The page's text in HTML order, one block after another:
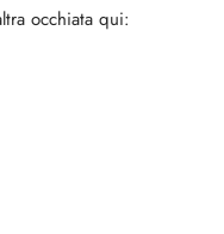
occhiata qui: